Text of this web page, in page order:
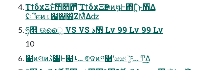
ΤϯδχΞͱͯ͠੒௕΋͍ͨ͠ ΤϯδχΞҎ֎ͷ໘Ͱ΍Γ͍ͨ͜ͱ΋͋Δ
ʢීஈͷۀ຿΋΋ͪΖΜ͋Δʣ
ཧ૝ ଉൈ͖ VS VS ࢓ࣄ Lv 99 Lv 99 Lv
10
໨ͷલͷ࢓ࣄͰ๩ࡴ… ଵଦͷ༠࿭ʹෛ͚ͯ͠·͏… Ͳ͏͢Δ͔